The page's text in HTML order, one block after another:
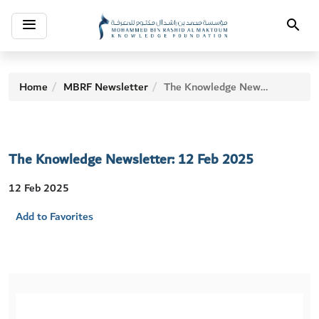
Toggle
navigation Search
Home MBRF Newsletter The Knowledge Newsletter: 12 Feb 2025
The Knowledge Newsletter: 12 Feb 2025
12 Feb 2025
Add to Favorites